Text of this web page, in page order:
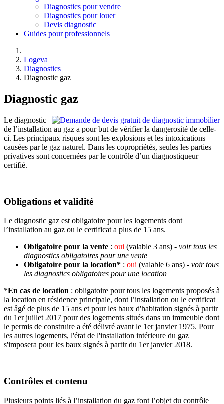
Diagnostics pour vendre
Diagnostics pour louer
Devis diagnostic
Guides pour professionnels
Logeva
Diagnostics
Diagnostic gaz
Diagnostic gaz
Le diagnostic
de l’installation au gaz a pour but de vérifier la dangerosité de celle-
ci. Les principaux risques sont les explosions et les intoxications
causées par le gaz naturel. Dans les copropriétés, seules les parties
privatives sont concernées par le contrôle d’un diagnostiqueur
certifié.
Obligations et validité
Le diagnostic gaz est obligatoire pour les logements dont
l’installation au gaz ou le certificat a plus de 15 ans.
Obligatoire pour la vente : oui (valable 3 ans) - voir tous les
diagnostics obligatoires pour une vente
Obligatoire pour la location* : oui (valable 6 ans) - voir tous
les diagnostics obligatoires pour une location
*En cas de location : obligatoire pour tous les logements proposés à
la location en résidence principale, dont l’installation ou le certificat
est âgé de plus de 15 ans et pour les baux d'habitation signés à partir
du 1er juillet 2017 pour des logements situés dans un immeuble dont
le permis de construire a été délivré avant le 1er janvier 1975. Pour
les autres logements, l'état de l'installation intérieure du gaz
s'imposera pour les baux signés à partir du 1er janvier 2018.
Contrôles et contenu
Plusieurs points liés à l’installation du gaz font l’objet du contrôle